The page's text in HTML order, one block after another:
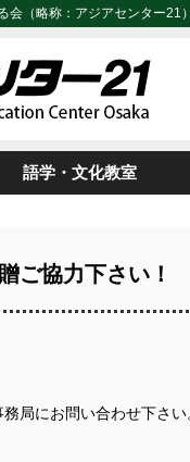
（略称：アジアセンター
語学・文化教室
協力下さい！
局にお問い合わせ下さ